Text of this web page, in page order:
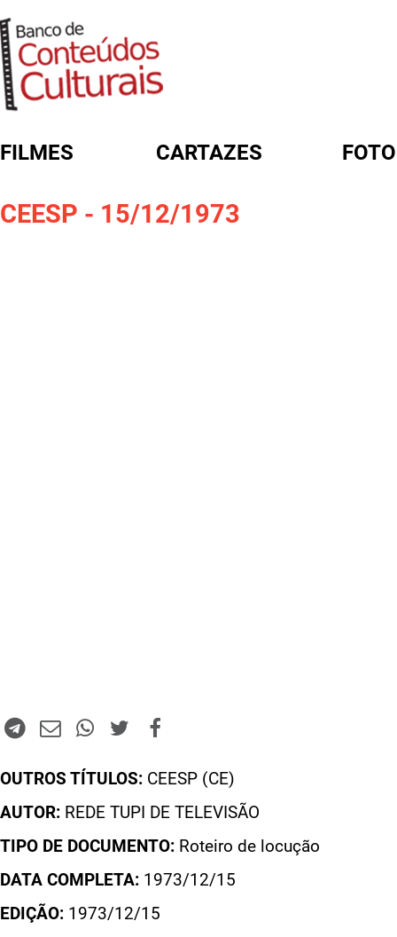
FILMES CARTAZES
CEESP - 15/12/1973
OUTROS TÍTULOS: CEESP (CE)
AUTOR: REDE TUPI DE TELEVISÃO
TIPO DE DOCUMENTO: Roteiro de locução
DATA COMPLETA: 1973/12/15
EDIÇÃO: 1973/12/15
FORMULÁRIO DE BUSCA